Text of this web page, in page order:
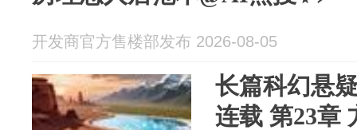
开发商官方售楼部发布 2026-08-05
长篇科幻悬
连载 第23章